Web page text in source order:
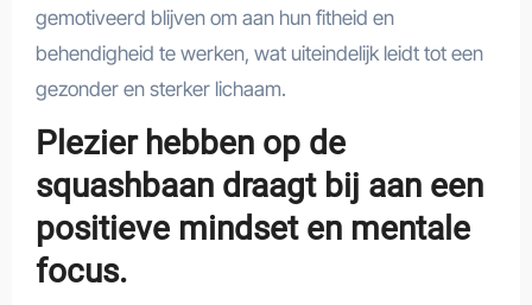
gemotiveerd blijven om aan hun fitheid en
behendigheid te werken, wat uiteindelijk leidt tot een
gezonder en sterker lichaam.
Plezier hebben op de
squashbaan draagt bij aan een
positieve mindset en mentale
focus.